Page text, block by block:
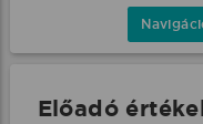
Előadó